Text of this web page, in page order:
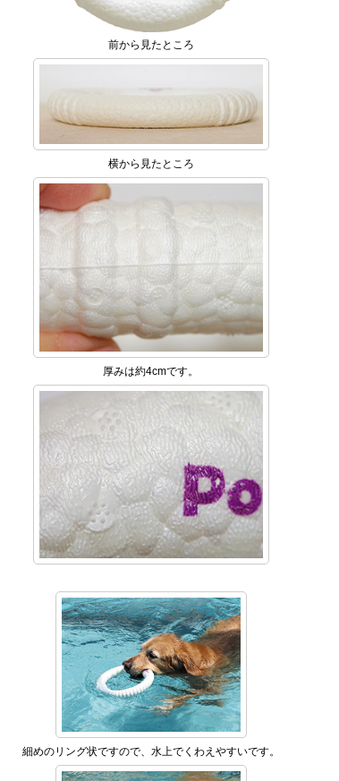
前から見たところ
横から見たところ
厚みは約4cmです。
細めのリング状ですので、水上でくわえやすいです。